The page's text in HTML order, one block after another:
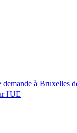
à Bruxelles
l'UE